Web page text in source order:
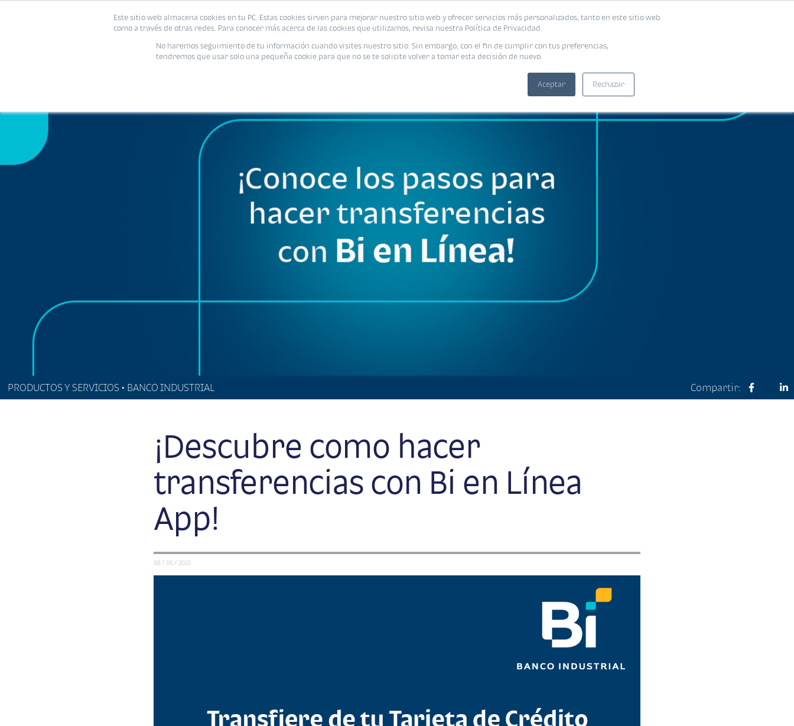
Este sitio web almacena cookies en tu PC. Estas cookies sirven para mejorar nuestro sitio web y ofrecer servicios más personalizados, tanto en este sitio web
como a través de otras redes. Para conocer más acerca de las cookies que utilizamos, revisa nuestra Política de Privacidad.
No haremos seguimiento de tu información cuando visites nuestro sitio. Sin embargo, con el fin de cumplir con tus preferencias,
tendremos que usar solo una pequeña cookie para que no se te solicite volver a tomar esta decisión de nuevo.
Aceptar Rechazar
PROMOCIONES CALCULADORAS EBOOKS
PRODUCTOS Y SERVICIOS • BANCO INDUSTRIAL Compartir:
¡Descubre como hacer
transferencias con Bi en Línea
App!
08 / 06 / 2023